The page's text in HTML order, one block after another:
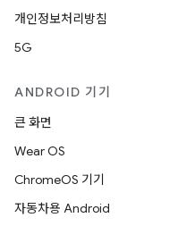
개인정보처리방침
5G
ANDROID 기기
큰 화면
Wear OS
ChromeOS 기기
자동차용 Android